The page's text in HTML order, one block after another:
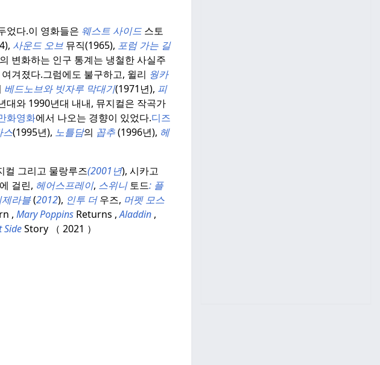
었다.이 영화들은 웨스트 사이드 스토
사운드 오브 뮤직(1965), 포럼 가는 길
변화하는 인구 통계는 냉철한 사실주
겨졌다.그럼에도 불구하고, 윌리 웡카
베드노브와 빗자루 막대기(1971년), 피
대와 1990년대 내내, 뮤지컬은 작곡가
화영화에서 나오는 경향이 있었다.디즈
스(1995년), 노틀담의 꼽추(1996년), 헤
컬 그리고 물랑루즈(2001년), 시카고
에 걸린, 헤어스프레이, 스위니토드: 플
라블(2012), 인투 더우즈, 머펫 모스
, Mary Poppins Returns ,Aladdin ,
SideStory （ 2021 ）